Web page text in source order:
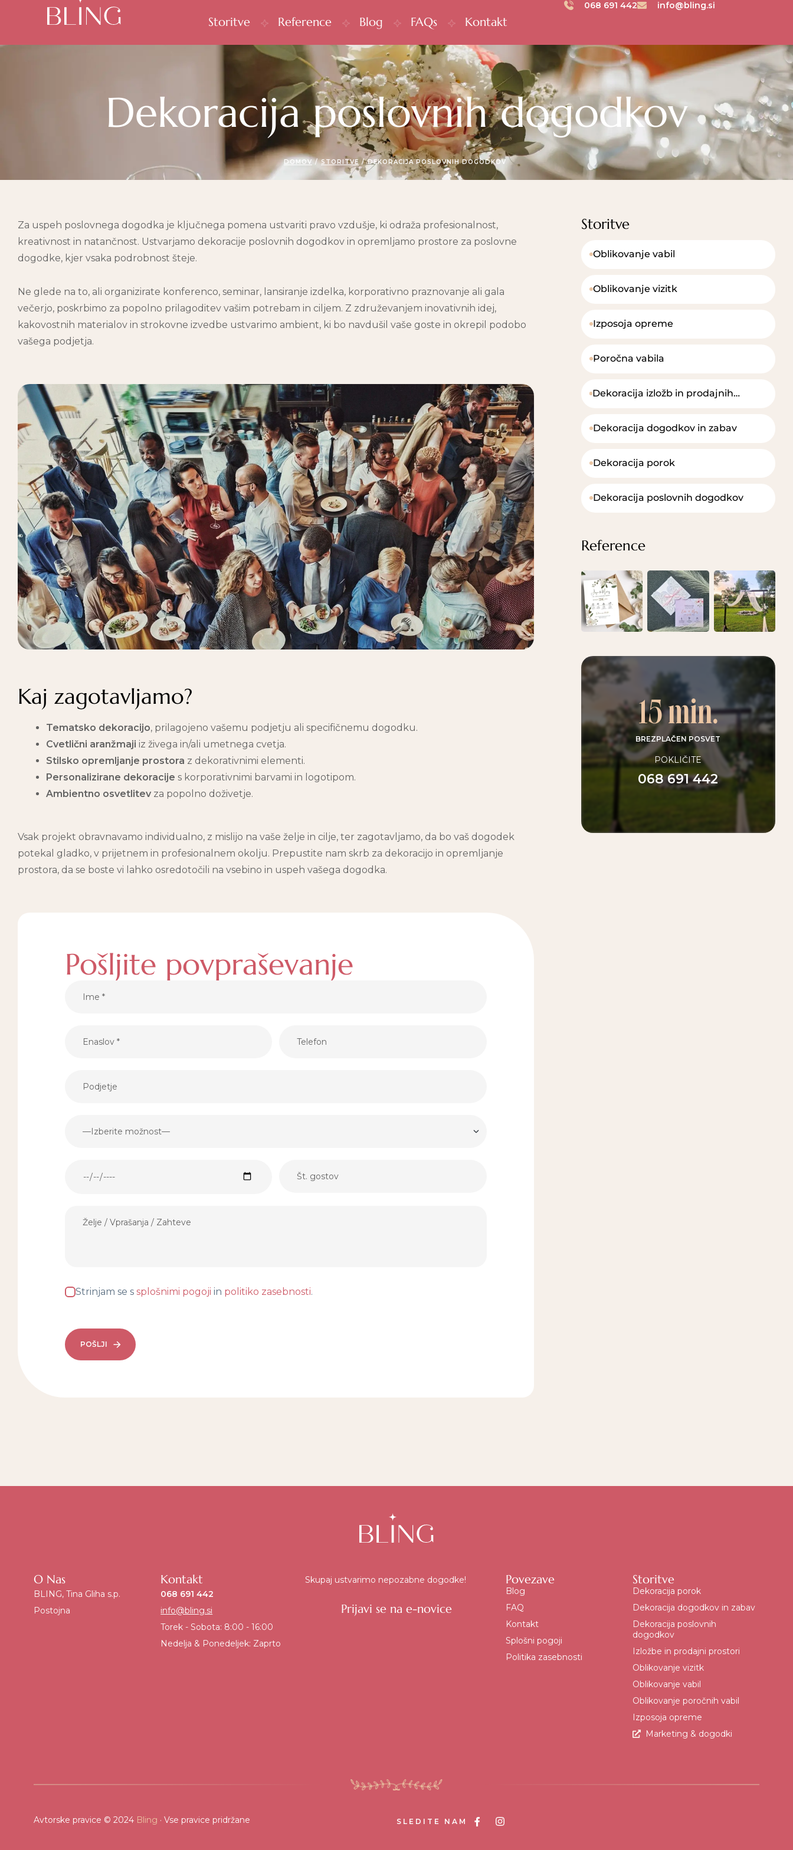
Storitve Reference Blog FAQs Kontakt
068 691 442 info@bling.si
Dekoracija poslovnih dogodkov
DOMOV / STORITVE / DEKORACIJA POSLOVNIH DOGODKOV
Za uspeh poslovnega dogodka je ključnega pomena ustvariti pravo vzdušje, ki odraža profesionalnost,
kreativnost in natančnost. Ustvarjamo dekoracije poslovnih dogodkov in opremljamo prostore za poslovne
dogodke, kjer vsaka podrobnost šteje.
Ne glede na to, ali organizirate konferenco, seminar, lansiranje izdelka, korporativno praznovanje ali gala
večerjo, poskrbimo za popolno prilagoditev vašim potrebam in ciljem. Z združevanjem inovativnih idej,
kakovostnih materialov in strokovne izvedbe ustvarimo ambient, ki bo navdušil vaše goste in okrepil podobo
vašega podjetja.
Kaj zagotavljamo?
Tematsko dekoracijo, prilagojeno vašemu podjetju ali specifičnemu dogodku.
Cvetlični aranžmaji iz živega in/ali umetnega cvetja.
Stilsko opremljanje prostora z dekorativnimi elementi.
Personalizirane dekoracije s korporativnimi barvami in logotipom.
Ambientno osvetlitev za popolno doživetje.
Vsak projekt obravnavamo individualno, z mislijo na vaše želje in cilje, ter zagotavljamo, da bo vaš dogodek
potekal gladko, v prijetnem in profesionalnem okolju. Prepustite nam skrb za dekoracijo in opremljanje
prostora, da se boste vi lahko osredotočili na vsebino in uspeh vašega dogodka.
Pošljite povpraševanje​
Strinjam se s splošnimi pogoji in politiko zasebnosti.
POŠLJI
Storitve
Oblikovanje vabil
Oblikovanje vizitk
Izposoja opreme
Poročna vabila
Dekoracija izložb in prodajnih
Dekoracija dogodkov in zabav
Dekoracija porok
Dekoracija poslovnih dogodkov
Reference
POKLIČITE
15 min.
BREZPLAČEN POSVET
068 691 442
O Nas
BLING, Tina Gliha s.p.
Postojna
Kontakt
068 691 442
info@bling.si
Torek - Sobota: 8:00 - 16:00
Nedelja & Ponedeljek: Zaprto
Skupaj ustvarimo nepozabne dogodke!
Prijavi se na e-novice
Povezave
Blog
FAQ
Kontakt
Splošni pogoji
Politika zasebnosti
Storitve
Dekoracija porok
Dekoracija dogodkov in zabav
Dekoracija poslovnih
dogodkov
Izložbe in prodajni prostori
Oblikovanje vizitk
Oblikovanje vabil
Oblikovanje poročnih vabil
Izposoja opreme
Marketing & dogodki
Avtorske pravice © 2024 Bling · Vse pravice pridržane SLEDITE NAM